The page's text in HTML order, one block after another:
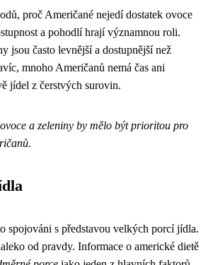
proč Američané nejedí dostatek ovoce
a pohodlí hrají významnou roli.
jsou často levnější a dostupnější než
mnoho Američanů nemá čas ani
jídel z čerstvých surovin.
a zeleniny by mělo být prioritou pro
spojováni s představou velkých porcí jídla.
od pravdy. Informace o americké dietě